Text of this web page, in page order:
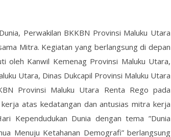
Perwakilan BKKBN Provinsi Maluku Utara
Mitra. Kegiatan yang berlangsung di depan
oleh Kanwil Kemenag Provinsi Maluku Utara,
Utara, Dinas Dukcapil Provinsi Maluku Utara
Provinsi Maluku Utara Renta Rego pada
atas kedatangan dan antusias mitra kerja
Kependudukan Dunia dengan tema ”Dunia
Menuju Ketahanan Demografi” berlangsung